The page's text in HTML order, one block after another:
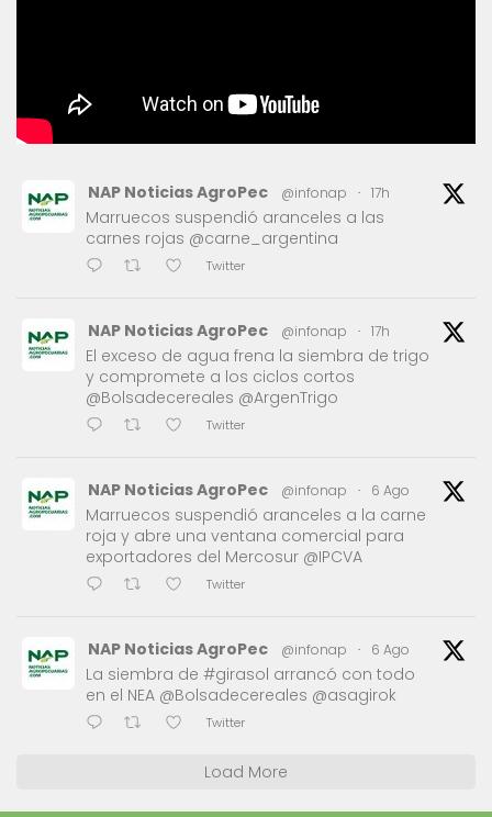
NAP Noticias AgroPec @infonap · 17h
Marruecos suspendió aranceles a las
carnes rojas @carne_argentina
Twitter
NAP Noticias AgroPec @infonap · 17h
El exceso de agua frena la siembra de trigo
y compromete a los ciclos cortos
@Bolsadecereales @ArgenTrigo
Twitter
NAP Noticias AgroPec @infonap · 6 Ago
Marruecos suspendió aranceles a la carne
roja y abre una ventana comercial para
exportadores del Mercosur @IPCVA
Twitter
NAP Noticias AgroPec @infonap · 6 Ago
La siembra de #girasol arrancó con todo
en el NEA @Bolsadecereales @asagirok
Twitter
Load More